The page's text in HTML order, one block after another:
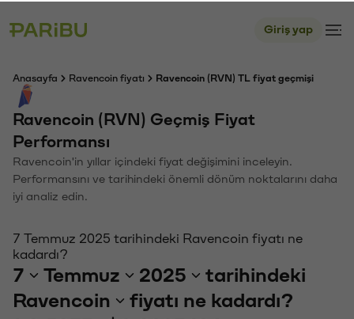
Giriş yap
Anasayfa Ravencoin fiyatı Ravencoin (RVN) TL fiyat geçmişi
Ravencoin (RVN) Geçmiş Fiyat
Performansı
Ravencoin'in yıllar içindeki fiyat değişimini inceleyin.
Performansını ve tarihindeki önemli dönüm noktalarını daha
iyi analiz edin.
7 Temmuz 2025 tarihindeki Ravencoin fiyatı ne
kadardı?
7 Temmuz 2025
tarihindeki
Ravencoin
fiyatı ne kadardı?